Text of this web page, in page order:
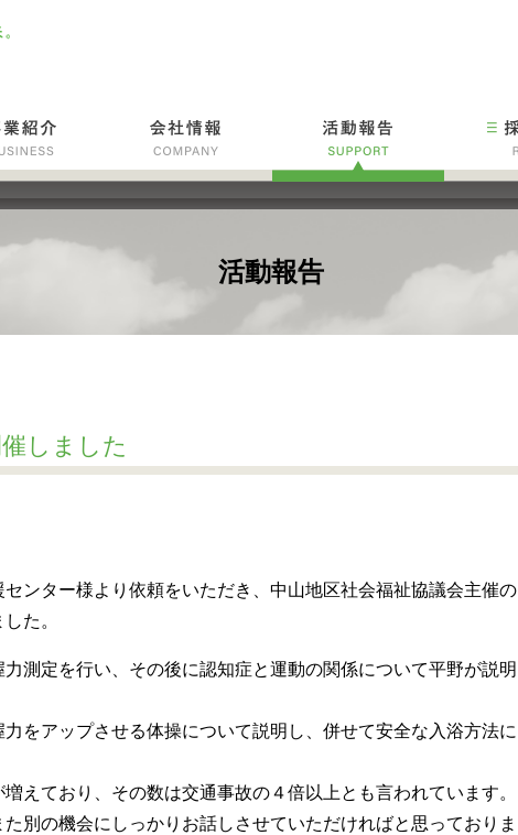
活動報告
しました
ンター様より依頼をいただき、中山地区社会福祉協議会主催の
た。
測定を行い、その後に認知症と運動の関係について平野が説明
をアップさせる体操について説明し、併せて安全な入浴方法に
えており、その数は交通事故の４倍以上とも言われています。
た別の機会にしっかりお話しさせていただければと思っておりま